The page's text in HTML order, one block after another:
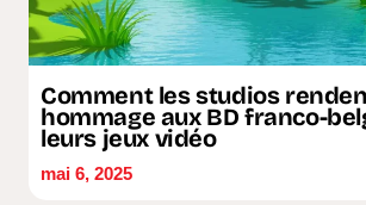
Comment les studios
hommage aux BD franco-
leurs jeux vidéo
mai 6, 2025